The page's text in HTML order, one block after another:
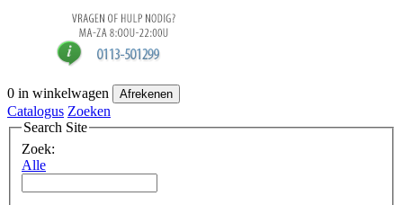
0 in winkelwagen Afrekenen
Catalogus Zoeken
Search Site
Zoek:
Alle